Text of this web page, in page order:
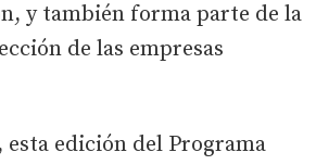
y también forma parte de la
de las empresas
edición del Programa